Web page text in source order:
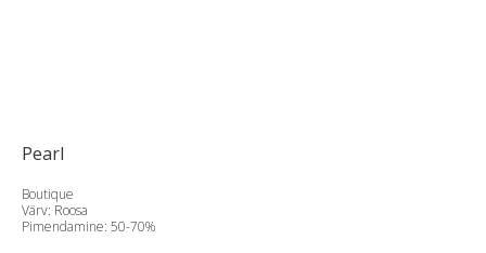
Pearl
Boutique
Värv: Roosa
Pimendamine: 50-70%